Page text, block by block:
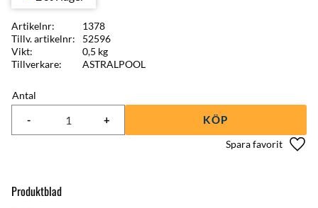
Antal
+
- KÖP
Artikelnr
1378
Tillv. artikelnr
52596
Vikt
0,5 kg
Tillverkare
ASTRALPOOL
Produktblad